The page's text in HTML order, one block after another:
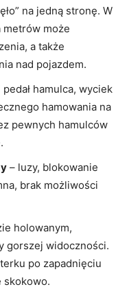
na jedną stronę. W
metrów może
a także
nad pojazdem.
hamulca, wyciek
hamowania na
pewnych hamulców
– luzy, blokowanie
brak możliwości
holowanym,
gorszej widoczności.
po zapadnięciu
skokowo.